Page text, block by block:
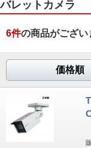
バレットカメラ
6件の商品がござい
価格順